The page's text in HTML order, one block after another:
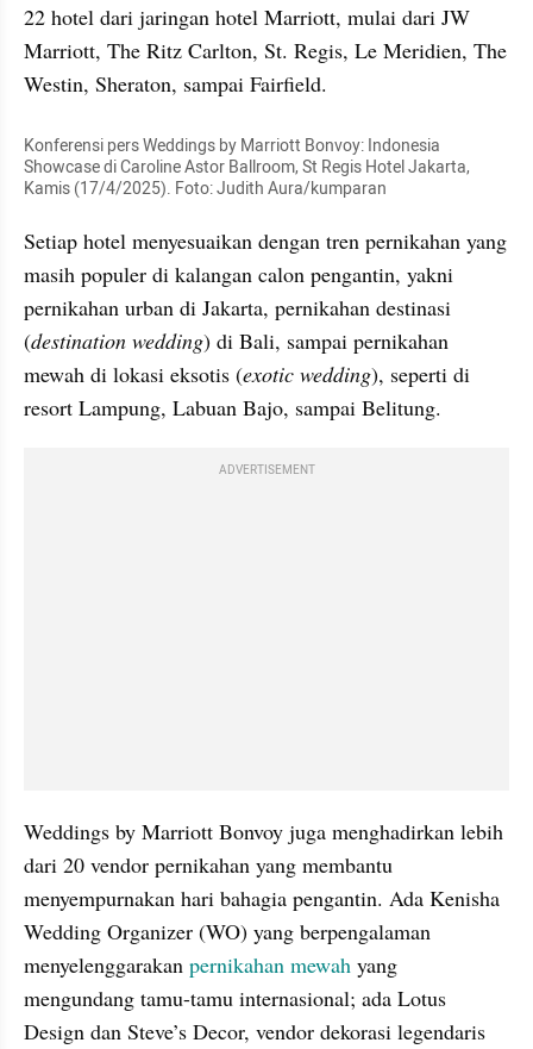
22 hotel dari jaringan hotel Marriott, mulai dari JW
Marriott, The Ritz Carlton, St. Regis, Le Meridien, The
Westin, Sheraton, sampai Fairfield.
Konferensi pers Weddings by Marriott Bonvoy: Indonesia
Showcase di Caroline Astor Ballroom, St Regis Hotel Jakarta,
Kamis (17/4/2025). Foto: Judith Aura/kumparan
Setiap hotel menyesuaikan dengan tren pernikahan yang
masih populer di kalangan calon pengantin, yakni
pernikahan urban di Jakarta, pernikahan destinasi
(destination wedding) di Bali, sampai pernikahan
mewah di lokasi eksotis (exotic wedding), seperti di
resort Lampung, Labuan Bajo, sampai Belitung.
ADVERTISEMENT
Weddings by Marriott Bonvoy juga menghadirkan lebih
dari 20 vendor pernikahan yang membantu
menyempurnakan hari bahagia pengantin. Ada Kenisha
Wedding Organizer (WO) yang berpengalaman
menyelenggarakan pernikahan mewah yang
mengundang tamu-tamu internasional; ada Lotus
Design dan Steve’s Decor, vendor dekorasi legendaris